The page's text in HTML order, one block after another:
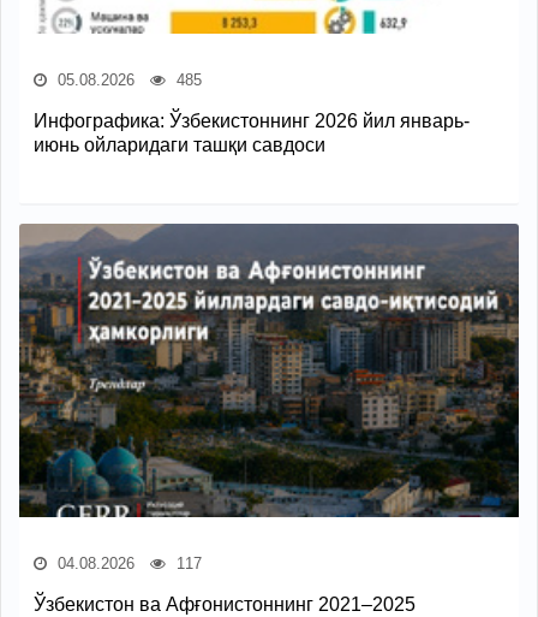
05.08.2026 485
Инфографика: Ўзбекистоннинг 2026 йил январь-
июнь ойларидаги ташқи савдоси
04.08.2026 117
Ўзбекистон ва Афғонистоннинг 2021–2025